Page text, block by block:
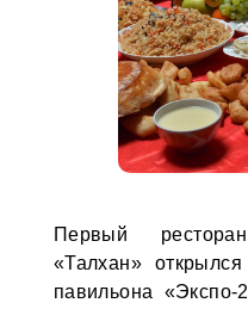
Первый
«Талхан»
павильона